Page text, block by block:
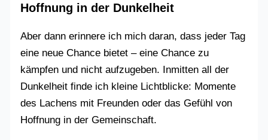
Hoffnung in der Dunkelheit
Aber dann erinnere ich mich daran, dass jeder Tag
eine neue Chance bietet – eine Chance zu
kämpfen und nicht aufzugeben. Inmitten all der
Dunkelheit finde ich kleine Lichtblicke: Momente
des Lachens mit Freunden oder das Gefühl von
Hoffnung in der Gemeinschaft.